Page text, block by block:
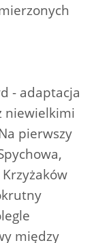
- adaptacja
niewielkimi
pierwszy
między